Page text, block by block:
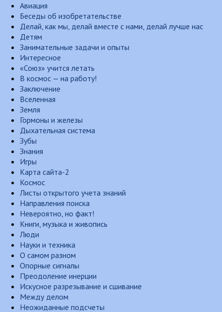
Авиация
Беседы об изобретательстве
Делай, как мы, делай вместе с нами, делай лучше нас
Детям
Занимательные задачи и опыты
Интересное
«Союз» учится летать
В космос — на работу!
Заключение
Вселенная
Земля
Гормоны и железы
Дыхательная система
Зубы
Знания
Игры
Карта сайта-2
Космос
Листы открытого учета знаний
Направления поиска
Невероятно, но факт!
Книги, музыка и живопись
Люди
Науки и техника
О самом разном
Опорные сигналы
Преодоление инерции
Искусное разрезывание и сшивание
Между делом
Неожиданные подсчеты